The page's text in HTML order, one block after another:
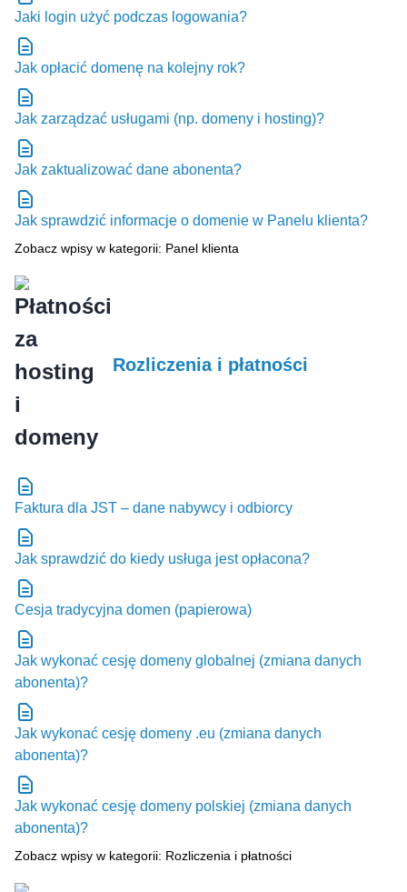
Jaki login użyć podczas logowania?
Jak opłacić domenę na kolejny rok?
Jak zarządzać usługami (np. domeny i hosting)?
Jak zaktualizować dane abonenta?
Jak sprawdzić informacje o domenie w Panelu klienta?
Zobacz wpisy w kategorii: Panel klienta
Rozliczenia i płatności
Faktura dla JST – dane nabywcy i odbiorcy
Jak sprawdzić do kiedy usługa jest opłacona?
Cesja tradycyjna domen (papierowa)
Jak wykonać cesję domeny globalnej (zmiana danych
abonenta)?
Jak wykonać cesję domeny .eu (zmiana danych
abonenta)?
Jak wykonać cesję domeny polskiej (zmiana danych
abonenta)?
Zobacz wpisy w kategorii: Rozliczenia i płatności